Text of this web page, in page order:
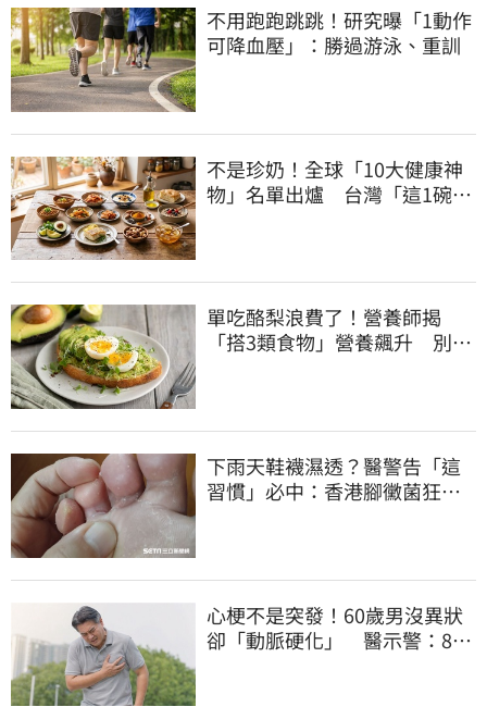
不用跑跑跳跳！研究曝「1動作
可降血壓」：勝過游泳、重訓
不是珍奶！全球「10大健康神
物」名單出爐 台灣「這1碗」
單吃酪梨浪費了！營養師揭
「搭3類食物」營養飆升 別再
下雨天鞋襪濕透？醫警告「這
習慣」必中：香港腳黴菌狂孳
心梗不是突發！60歲男沒異狀
卻「動脈硬化」 醫示警：8類